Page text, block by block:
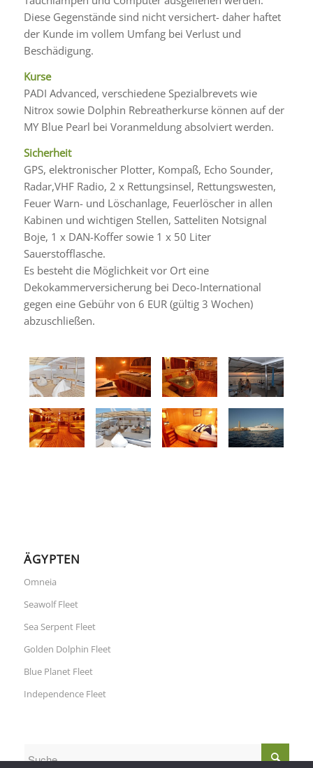
Diese Gegenstände sind nicht versichert- daher haftet
der Kunde im vollem Umfang bei Verlust und
Beschädigung.
Kurse
PADI Advanced, verschiedene Spezialbrevets wie
Nitrox sowie Dolphin Rebreatherkurse können auf der
MY Blue Pearl bei Voranmeldung absolviert werden.
Sicherheit
GPS, elektronischer Plotter, Kompaß, Echo Sounder,
Radar,VHF Radio, 2 x Rettungsinsel, Rettungswesten,
Feuer Warn- und Löschanlage, Feuerlöscher in allen
Kabinen und wichtigen Stellen, Satteliten Notsignal
Boje, 1 x DAN-Koffer sowie 1 x 50 Liter
Sauerstofflasche.
Es besteht die Möglichkeit vor Ort eine
Dekokammerversicherung bei Deco-International
gegen eine Gebühr von 6 EUR (gültig 3 Wochen)
abzuschließen.
ÄGYPTEN
Omneia
Seawolf Fleet
Sea Serpent Fleet
Golden Dolphin Fleet
Blue Planet Fleet
Independence Fleet